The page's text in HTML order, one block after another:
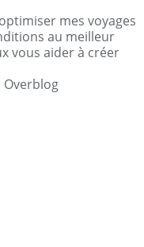
mes voyages
au meilleur
vous aider à créer